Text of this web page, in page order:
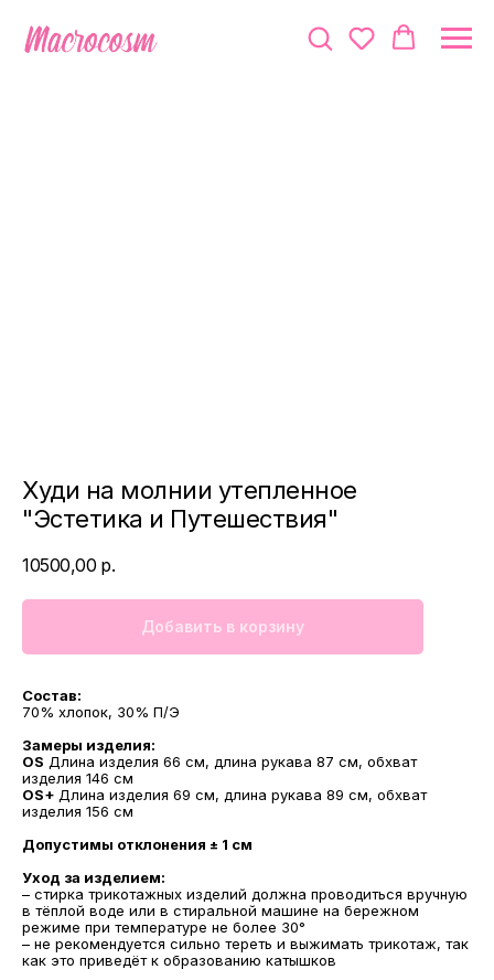
Худи на молнии утепленное
"Эстетика и Путешествия"
10500,00 р.
Добавить в корзину
Состав:
70% хлопок, 30% П/Э
Замеры изделия:
OS Длина изделия 66 см, длина рукава 87 см, обхват
изделия 146 см
OS+ Длина изделия 69 см, длина рукава 89 см, обхват
изделия 156 см
Допустимы отклонения ± 1 см
Уход за изделием:
– стирка трикотажных изделий должна проводиться вручную
в тёплой воде или в стиральной машине на бережном
режиме при температуре не более 30°
– не рекомендуется сильно тереть и выжимать трикотаж, так
как это приведёт к образованию катышков